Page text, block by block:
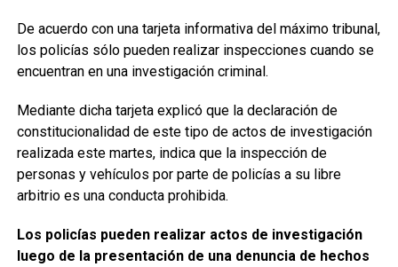
De acuerdo con una tarjeta informativa del máximo tribunal,
los policías sólo pueden realizar inspecciones cuando se
encuentran en una investigación criminal.
Mediante dicha tarjeta explicó que la declaración de
constitucionalidad de este tipo de actos de investigación
realizada este martes, indica que la inspección de
personas y vehículos por parte de policías a su libre
arbitrio es una conducta prohibida.
Los policías pueden realizar actos de investigación
luego de la presentación de una denuncia de hechos